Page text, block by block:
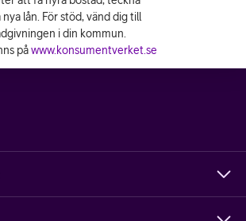
lån. För stöd, vänd dig till
i din kommun.
påwww.konsumentverket.se